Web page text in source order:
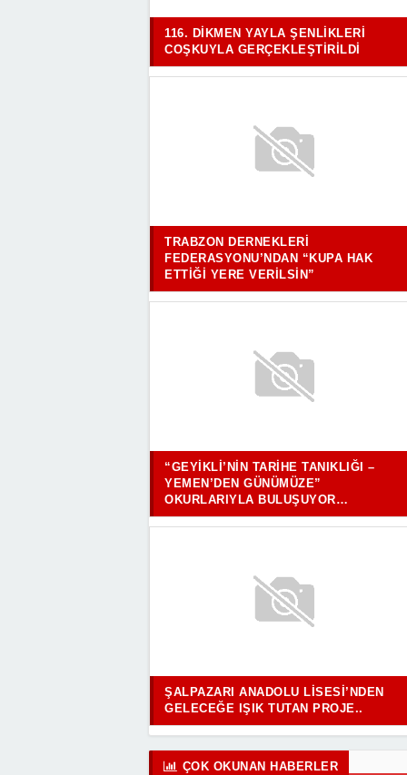
116. DIKMEN YAYLA ŞENLIKLERI
COŞKUYLA GERÇEKLEŞTIRILDI
TRABZON DERNEKLERI
FEDERASYONU’NDAN “KUPA HAK
ETTIĞI YERE VERILSIN”
“GEYIKLI’NIN TARIHE TANIKLIĞI –
YEMEN’DEN GÜNÜMÜZE”
OKURLARIYLA BULUŞUYOR…
ŞALPAZARI ANADOLU LISESI’NDEN
GELECEĞE IŞIK TUTAN PROJE..
ÇOK OKUNAN HABERLER